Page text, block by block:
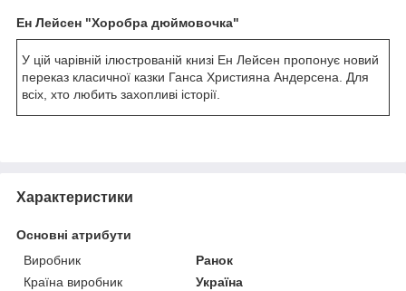
Ен Лейсен "Хоробра дюймовочка"
У цій чарівній ілюстрованій книзі Ен Лейсен пропонує новий
переказ класичної казки Ганса Християна Андерсена. Для
всіх, хто любить захопливі історії.
Характеристики
Основні атрибути
Виробник
Ранок
Країна виробник
Україна